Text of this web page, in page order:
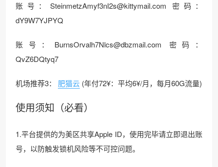
账号：SteinmetzAmyf3nI2s@kittymail.com 密码：
dY9W7YJPYQ
账号：BurnsOrvalh7Nlcs@dbzmail.com 密码：
QvZ6DQtyq7
机场推荐3： 肥猫云 (年付72¥：平均6¥/月，每月60G流量)
使用须知（必看）
1.平台提供的为美区共享Apple ID，使用完毕请立即退出账
号，以防触发锁机风险等不可控问题。